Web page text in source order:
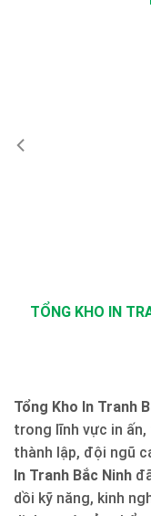
TỔNG KHO IN
Tổng Kho In Tranh
trong lĩnh vực in
thành lập, đội ngũ
In Tranh Bắc Ninh
dồi kỹ năng, kinh